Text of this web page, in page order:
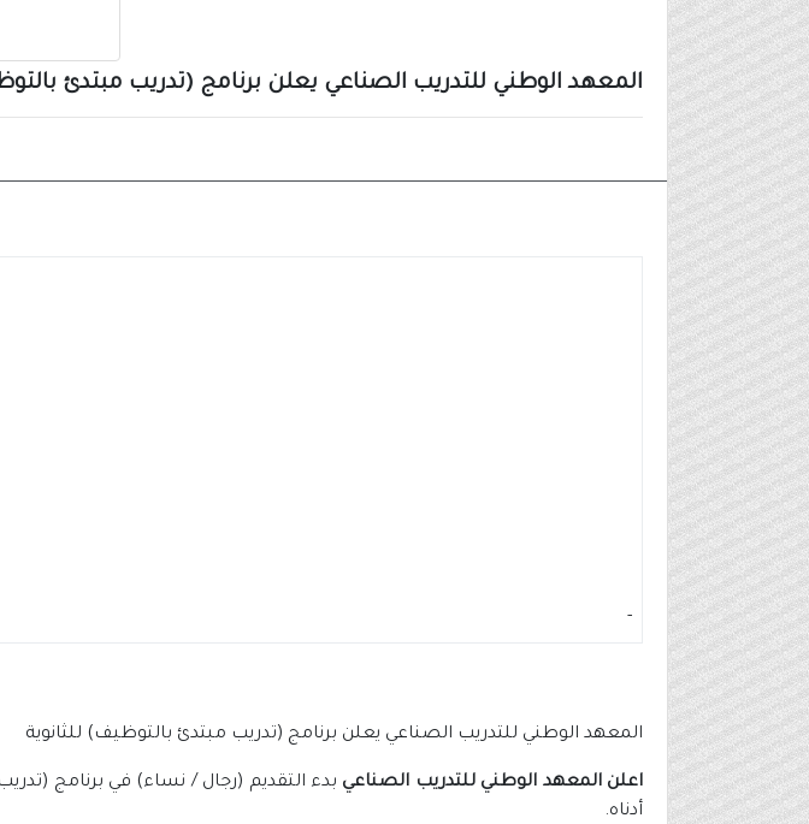
المعهد الوطني للتدريب الصناعي يعلن برنامج (تدريب مبتدئ
-
المعهد الوطني للتدريب الصناعي يعلن برنامج (تدريب مبتدئ بالتوظيف) للثانوية
اعلن المعهد الوطني للتدريب الصناعي بدء التقديم (رجال / نساء) في برنامج
أدناه.